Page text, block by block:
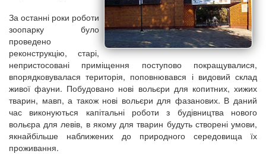
За останні роки роботи
зоопарку було
проведено
реконструкцію, старі,
непристосовані приміщення поступово покращувалися,
впорядковувалася територія, поповнювався і видовий склад
живої фауни. Побудовано нові вольєри для копитних, хижих
тварин, мавп, а також нові вольєри для фазанових. В даний
час виконуються капітальні роботи з будівництва нового
вольєра для левів, в якому для тварин будуть створені умови,
якнайбільше наближених до природного середовища їх
проживання.